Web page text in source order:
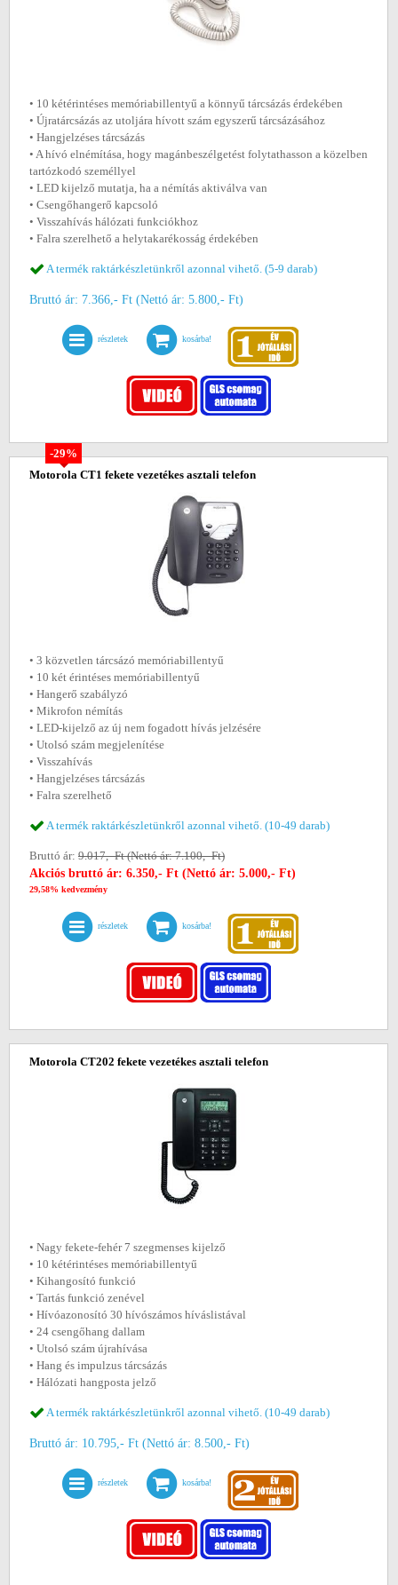
• 10 kétérintéses memóriabillentyű a könnyű tárcsázás érdekében
• Újratárcsázás az utoljára hívott szám egyszerű tárcsázásához
• Hangjelzéses tárcsázás
• A hívó elnémítása, hogy magánbeszélgetést folytathasson a közelben
tartózkodó személlyel
• LED kijelző mutatja, ha a némítás aktiválva van
• Csengőhangerő kapcsoló
• Visszahívás hálózati funkciókhoz
• Falra szerelhető a helytakarékosság érdekében
A termék raktárkészletünkről azonnal vihető. (5-9 darab)
Bruttó ár: 7.366,- Ft (Nettó ár: 5.800,- Ft)
részletek kosárba!
Motorola CT1 fekete vezetékes asztali telefon
-29%
• 3 közvetlen tárcsázó memóriabillentyű
• 10 két érintéses memóriabillentyű
• Hangerő szabályzó
• Mikrofon némítás
• LED-kijelző az új nem fogadott hívás jelzésére
• Utolsó szám megjelenítése
• Visszahívás
• Hangjelzéses tárcsázás
• Falra szerelhető
A termék raktárkészletünkről azonnal vihető. (10-49 darab)
Bruttó ár: 9.017,- Ft (Nettó ár: 7.100,- Ft)
Akciós bruttó ár: 6.350,- Ft (Nettó ár: 5.000,- Ft)
29,58% kedvezmény
részletek kosárba!
Motorola CT202 fekete vezetékes asztali telefon
• Nagy fekete-fehér 7 szegmenses kijelző
• 10 kétérintéses memóriabillentyű
• Kihangosító funkció
• Tartás funkció zenével
• Hívóazonosító 30 hívószámos híváslistával
• 24 csengőhang dallam
• Utolsó szám újrahívása
• Hang és impulzus tárcsázás
• Hálózati hangposta jelző
A termék raktárkészletünkről azonnal vihető. (10-49 darab)
Bruttó ár: 10.795,- Ft (Nettó ár: 8.500,- Ft)
részletek kosárba!